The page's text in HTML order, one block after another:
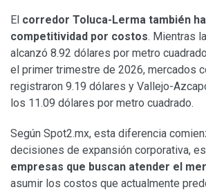
El corredor Toluca-Lerma también
competitividad por costos. Mientras
alcanzó 8.92 dólares por metro
el primer trimestre de 2026, mercados
registraron 9.19 dólares y Vallejo-
los 11.09 dólares por metro cuadrado.
Según Spot2.mx, esta diferencia
decisiones de expansión corporativa,
empresas que buscan atender el
asumir los costos que actualmente